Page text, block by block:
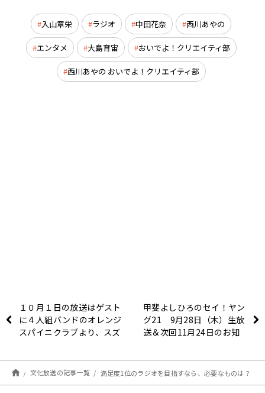
入山章栄 ラジオ 中田花奈 西川あやの
エンタメ 大島育宙 おいでよ！クリエイティ部
西川あやの おいでよ！クリエイティ部
１０月１日の放送はゲスト
に４人組バンドのオレンジ
スパイニクラブより、スズ
シュタイン・山崎紘菜
甲斐よしひろのセイ！ヤン
グ21 9月28日（木）生放
送＆次回11月24日のお知
文化放送の記事一覧 満足度1位のラジオを目指すなら、必要なものは？